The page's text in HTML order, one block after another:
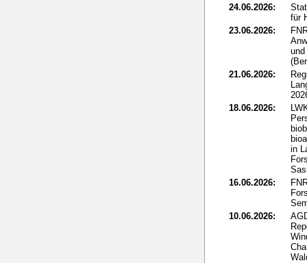
24.06.2026:
für
23.06.2026:
21.06.2026:
18.06.2026:
in
16.06.2026:
10.06.2026: